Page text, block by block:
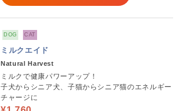
DOG CAT
ミルクエイド
Natural Harvest
ミルクで健康パワーアップ！
子犬からシニア犬、子猫からシニア猫のエネルギー
チャージに